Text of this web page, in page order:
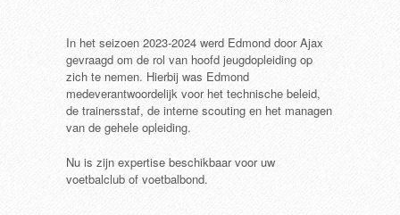
In het seizoen 2023-2024 werd Edmond door Ajax
gevraagd om de rol van hoofd jeugdopleiding op
zich te nemen. Hierbij was Edmond
medeverantwoordelijk voor het technische beleid,
de trainersstaf, de interne scouting en het managen
van de gehele opleiding.
Nu is zijn expertise beschikbaar voor uw
voetbalclub of voetbalbond.